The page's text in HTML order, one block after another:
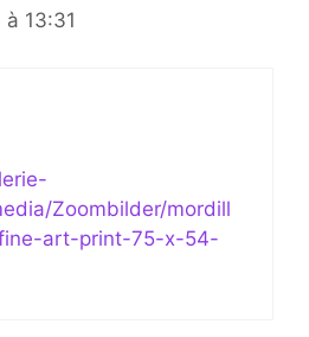
13:31
Zoombilder/mordill
art-print-75-x-54-